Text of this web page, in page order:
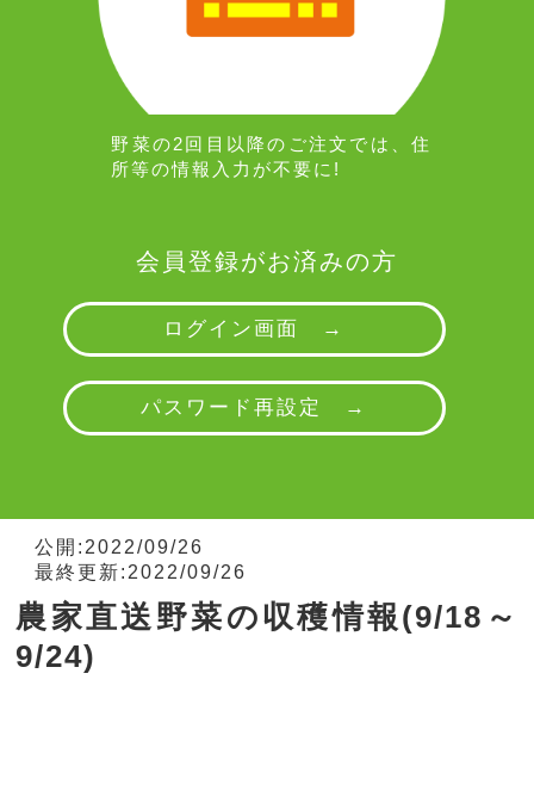
公開:2022/09/26
最終更新:2022/09/26
農家直送野菜の収穫情報(9/18～
9/24)
野菜の2回目以降のご注文では、住
所等の情報入力が不要に!
会員登録がお済みの方
ログイン画面 →
パスワード再設定 →